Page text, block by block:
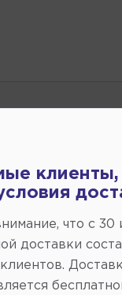
в сутки.
20:59 2026-08-08
на этой
характер.
клиенты,
что c 30
доставки